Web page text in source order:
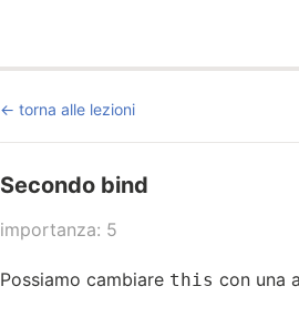
torna alle lezioni
Secondo bind
importanza: 5
Possiamo cambiare this con una